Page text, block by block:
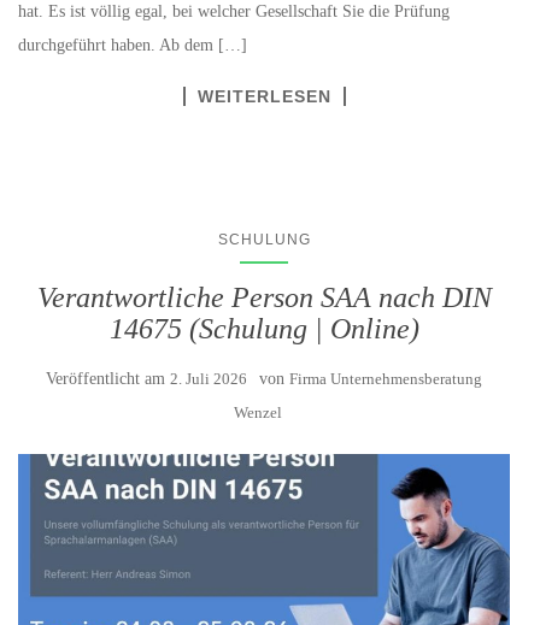
hat. Es ist völlig egal, bei welcher Gesellschaft Sie die Prüfung
durchgeführt haben. Ab dem […]
WEITERLESEN
SCHULUNG
Verantwortliche Person SAA nach DIN
14675 (Schulung | Online)
Veröffentlicht am 2. Juli 2026 von Firma Unternehmensberatung
Wenzel